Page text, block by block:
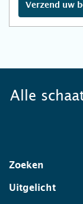
Verzend uw
Alle
Zoeken
Uitgelicht